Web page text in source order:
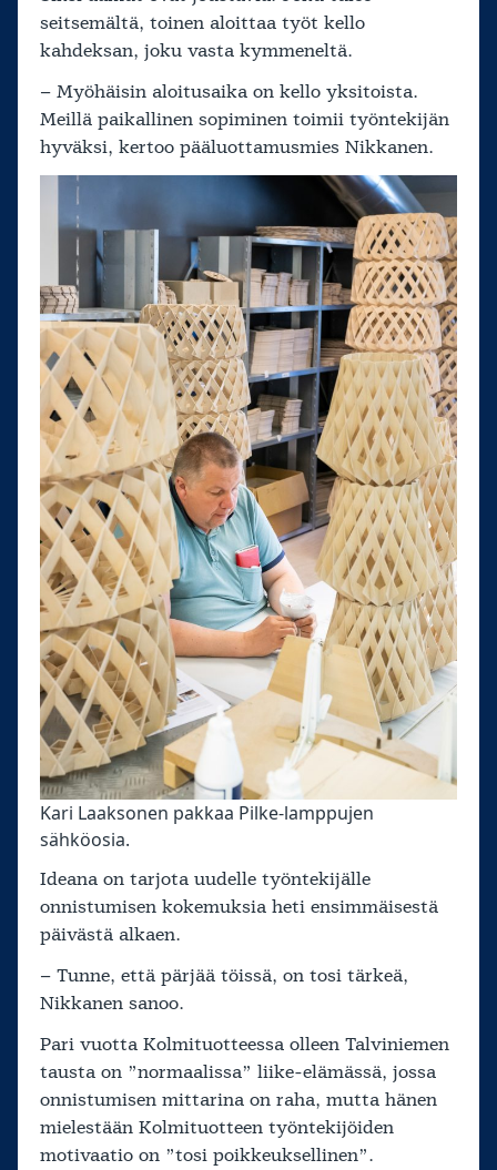
seitsemältä, toinen aloittaa työt kello
kahdeksan, joku vasta kymmeneltä.
– Myöhäisin aloitusaika on kello yksitoista.
Meillä paikallinen sopiminen toimii työntekijän
hyväksi, kertoo pääluottamusmies Nikkanen.
Kari Laaksonen pakkaa Pilke-lamppujen
sähköosia.
Ideana on tarjota uudelle työntekijälle
onnistumisen kokemuksia heti ensimmäisestä
päivästä alkaen.
– Tunne, että pärjää töissä, on tosi tärkeä,
Nikkanen sanoo.
Pari vuotta Kolmituotteessa olleen Talviniemen
tausta on ”normaalissa” liike-elämässä, jossa
onnistumisen mittarina on raha, mutta hänen
mielestään Kolmituotteen työntekijöiden
motivaatio on ”tosi poikkeuksellinen”.